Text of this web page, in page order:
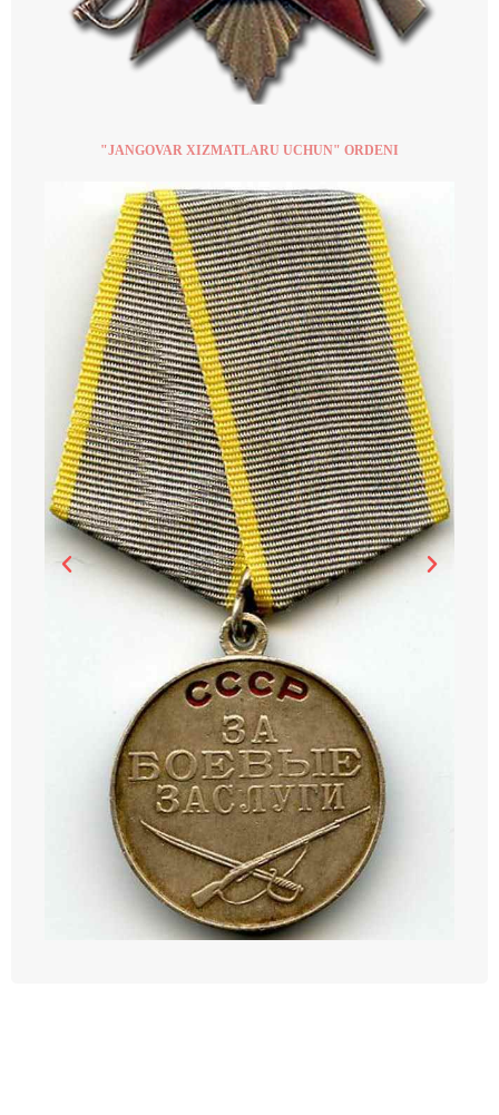
"JANGOVAR XIZMATLARU UCHUN" ORDENI